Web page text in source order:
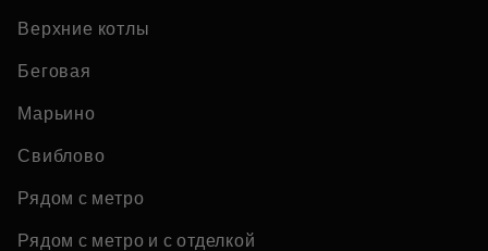
Верхние котлы
Беговая
Марьино
Свиблово
Рядом с метро
Рядом с метро и с отделкой